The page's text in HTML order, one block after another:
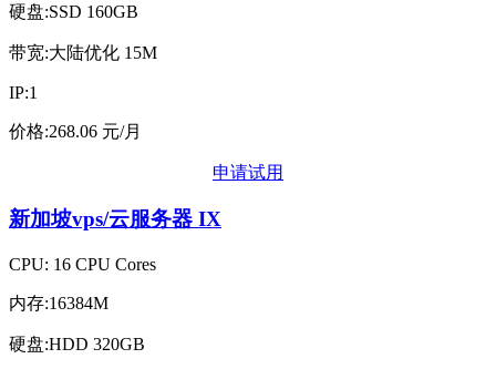
硬盘:SSD 160GB
带宽:大陆优化 15M
IP:1
价格:268.06 元/月
申请试用
新加坡vps/云服务器 IX
CPU: 16 CPU Cores
内存:16384M
硬盘:HDD 320GB